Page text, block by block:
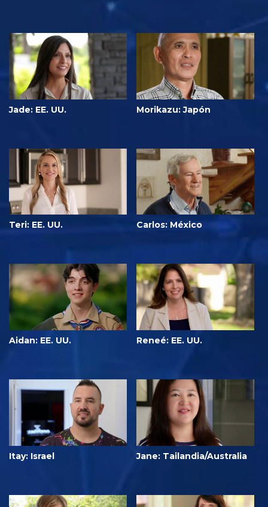
Jade: EE. UU. Morikazu: Japón
Teri: EE. UU. Carlos: México
Aidan: EE. UU. Reneé: EE. UU.
Itay: Israel Jane: Tailandia/Australia